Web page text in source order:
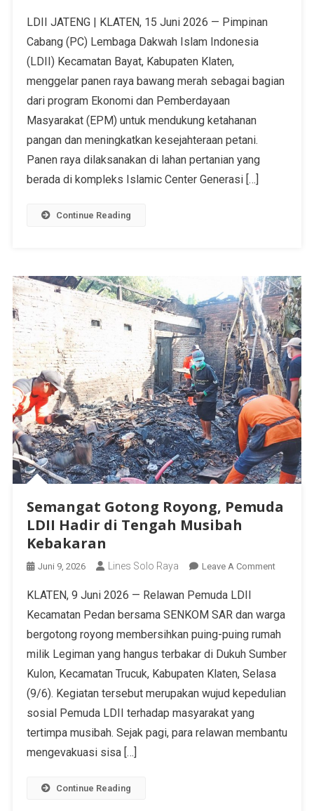
LDII JATENG | KLATEN, 15 Juni 2026 — Pimpinan
Cabang (PC) Lembaga Dakwah Islam Indonesia
(LDII) Kecamatan Bayat, Kabupaten Klaten,
menggelar panen raya bawang merah sebagai bagian
dari program Ekonomi dan Pemberdayaan
Masyarakat (EPM) untuk mendukung ketahanan
pangan dan meningkatkan kesejahteraan petani.
Panen raya dilaksanakan di lahan pertanian yang
berada di kompleks Islamic Center Generasi […]
Continue Reading
Semangat Gotong Royong, Pemuda
LDII Hadir di Tengah Musibah
Kebakaran
Juni 9, 2026 Lines Solo Raya Leave A Comment
KLATEN, 9 Juni 2026 — Relawan Pemuda LDII
Kecamatan Pedan bersama SENKOM SAR dan warga
bergotong royong membersihkan puing-puing rumah
milik Legiman yang hangus terbakar di Dukuh Sumber
Kulon, Kecamatan Trucuk, Kabupaten Klaten, Selasa
(9/6). Kegiatan tersebut merupakan wujud kepedulian
sosial Pemuda LDII terhadap masyarakat yang
tertimpa musibah. Sejak pagi, para relawan membantu
mengevakuasi sisa […]
Continue Reading